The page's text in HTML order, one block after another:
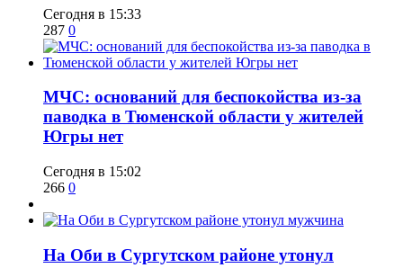
Сегодня в 15:33
287 0
​МЧС: оснований для беспокойства из-за
паводка в Тюменской области у жителей
Югры нет
Сегодня в 15:02
266 0
​На Оби в Сургутском районе утонул